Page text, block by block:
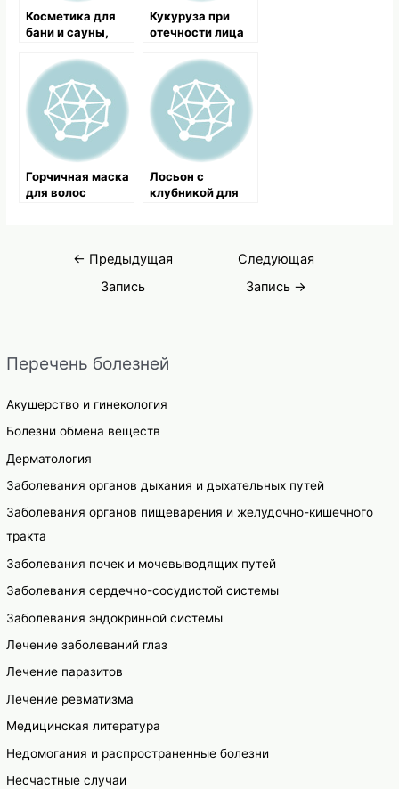
Перечень болезней
Акушерство и гинекология
Болезни обмена веществ
Дерматология
Заболевания органов дыхания и дыхательных путей
Заболевания органов пищеварения и желудочно-кишечного
тракта
Заболевания почек и мочевыводящих путей
Заболевания сердечно-сосудистой системы
Заболевания эндокринной системы
Лечение заболеваний глаз
Лечение паразитов
Лечение ревматизма
Медицинская литература
Недомогания и распространенные болезни
Несчастные случаи
Косметика для
бани и сауны,
скраб для тела и
глина для бани
Кукуруза при
отечности лица
Горчичная маска
для волос
Лосьон с
клубникой для
Навигация
← Предыдущая
Запись
Следующая
Запись →